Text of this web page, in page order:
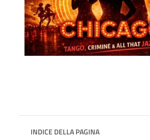
INDICE DELLA PAGINA